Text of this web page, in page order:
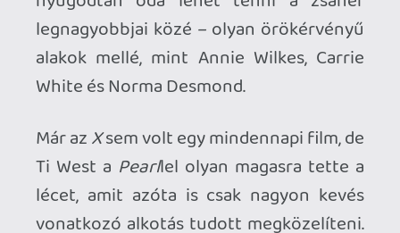
Comedian 2025.03.13 15:16:43
Comedian 2025.03.13 15:16:43
Végig 1918-ban játszódik, viszont
korszakot idézi meg/forgatja ki.
Necroman Mk2 2025.03.13 10:53:04
Hwopapa 2025.03.13 13:48:58 #1zz2t